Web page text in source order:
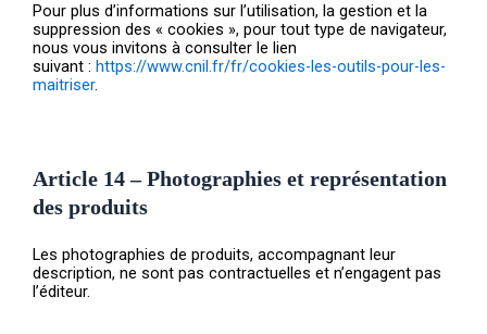
Pour plus d’informations sur l’utilisation, la gestion et la
suppression des « cookies », pour tout type de navigateur,
nous vous invitons à consulter le lien
suivant : https://www.cnil.fr/fr/cookies-les-outils-pour-les-
maitriser.
Article 14 – Photographies et représentation
des produits
Les photographies de produits, accompagnant leur
description, ne sont pas contractuelles et n’engagent pas
l’éditeur.